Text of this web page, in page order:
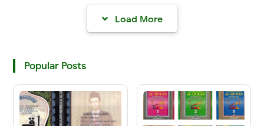
Load More
Popular Posts